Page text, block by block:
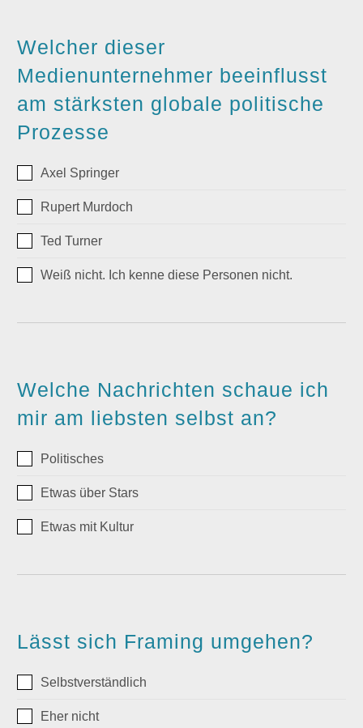
Welcher dieser
Medienunternehmer beeinflusst
am stärksten globale politische
Prozesse
Axel Springer
Rupert Murdoch
Ted Turner
Weiß nicht. Ich kenne diese Personen nicht.
Welche Nachrichten schaue ich
mir am liebsten selbst an?
Politisches
Etwas über Stars
Etwas mit Kultur
Lässt sich Framing umgehen?
Selbstverständlich
Eher nicht